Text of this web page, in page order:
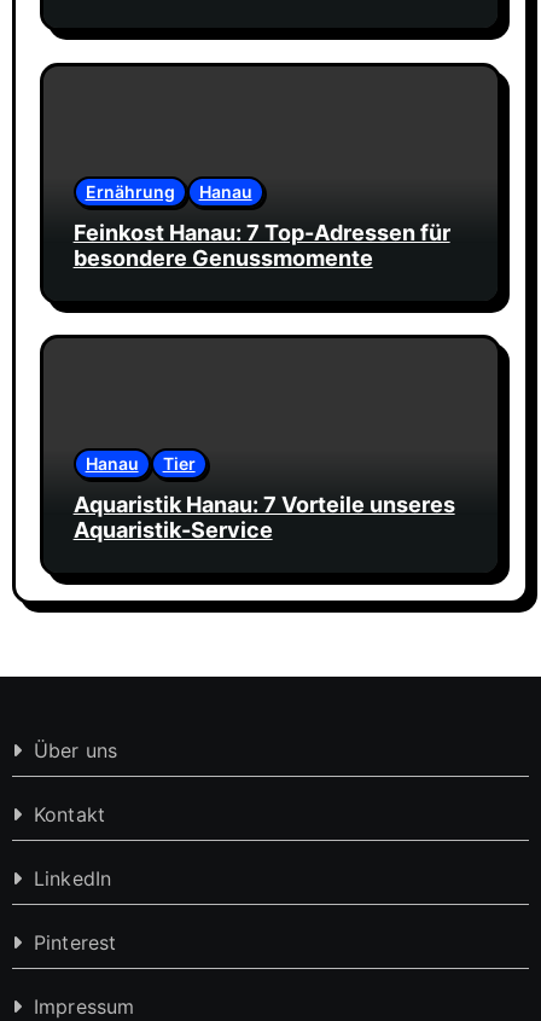
Ernährung Hanau
Feinkost Hanau: 7 Top-Adressen für
besondere Genussmomente
Hanau Tier
Aquaristik Hanau: 7 Vorteile unseres
Aquaristik-Service
Über uns
Kontakt
LinkedIn
Pinterest
Impressum